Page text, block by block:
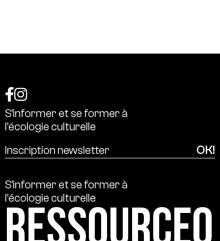
S’informer et se former à
l’écologie culturelle
S’informer et se former à
l’écologie culturelle